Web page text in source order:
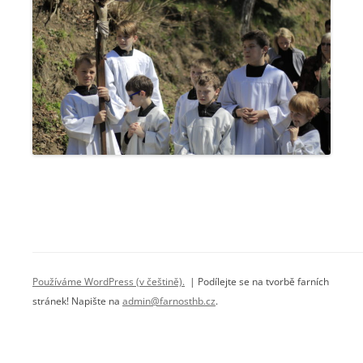
Používáme WordPress (v češtině). | Podílejte se na tvorbě farních
stránek! Napište na admin@farnosthb.cz.